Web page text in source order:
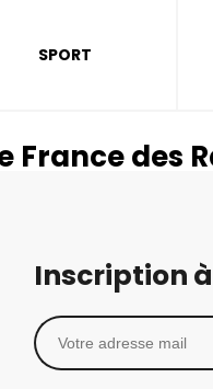
SPORT
France des
Inscription